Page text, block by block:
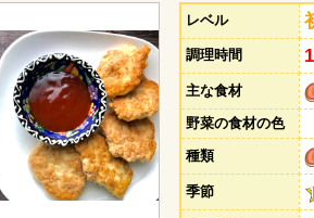
レベル
調理時間
主な食材
野菜の食材の色
種類
季節